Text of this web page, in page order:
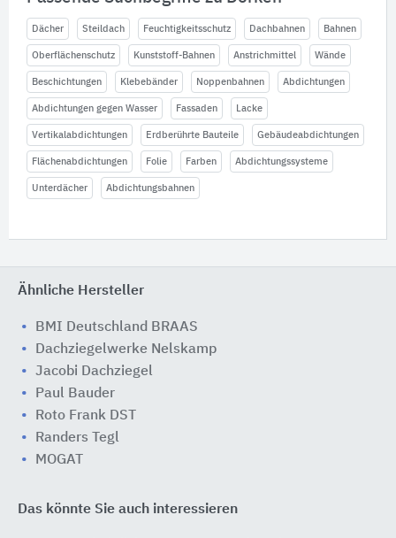
Dächer Steildach Feuchtigkeitsschutz Dachbahnen Bahnen
Oberflächenschutz Kunststoff-Bahnen Anstrichmittel Wände
Beschichtungen Klebebänder Noppenbahnen Abdichtungen
Abdichtungen gegen Wasser Fassaden Lacke
Vertikalabdichtungen Erdberührte Bauteile Gebäudeabdichtungen
Flächenabdichtungen Folie Farben Abdichtungssysteme
Unterdächer Abdichtungsbahnen
Ähnliche Hersteller
BMI Deutschland BRAAS
Dachziegelwerke Nelskamp
Jacobi Dachziegel
Paul Bauder
Roto Frank DST
Randers Tegl
MOGAT
Das könnte Sie auch interessieren